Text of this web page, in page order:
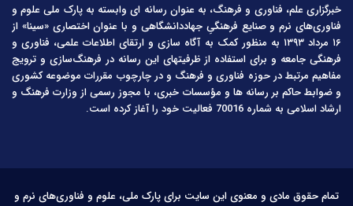
خبرگزاری علم، فناوری و فرهنگ، به عنوان رسانه ای وابسته به پارک ملی علوم و
فناوری‌های نرم و صنایع فرهنگیِ جهاددانشگاهی و با عنوان اختصاری «سینا» از
۱۶ مرداد ۱۳۹۳ به منظور کمک به آگاه سازی و ارتقای اطلاعات علمی، فناوری و
فرهنگی جامعه و برای استفاده از ظرفیتهای این رسانه در فرهنگ‌سازی و ترویج
مفاهیم مرتبط در حوزه فناوری و فرهنگ و در چارچوب مقررات موضوعه کشوری
و ضوابط حاکم بر رسانه ها و مؤسسات خبری، با مجوز رسمی از وزارت فرهنگ و
ارشاد اسلامی به شماره 70016 فعالیت خود را آغاز کرده است.
تمام حقوق مادی و معنوی این سایت برای پارک ملی، علوم و فناوری‌های نرم و